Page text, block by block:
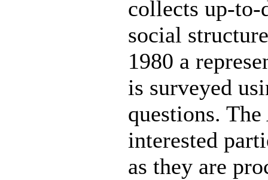
collects up-to-
social
1980 a
is surveyed
questions.
interested
as they are